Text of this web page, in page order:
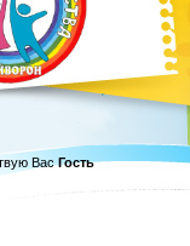
Вас Гость